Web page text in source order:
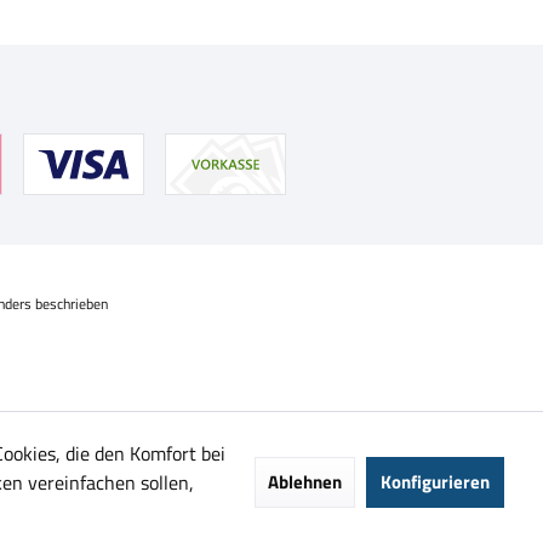
beschrieben
die den Komfort bei
vereinfachen sollen,
Ablehnen Konfigurieren